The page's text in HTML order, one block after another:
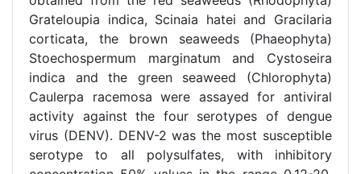
Grateloupia indica, Scinaia hatei and Gracilaria
corticata, the brown seaweeds (Phaeophyta)
Stoechospermum marginatum and Cystoseira
indica and the green seaweed (Chlorophyta)
Caulerpa racemosa were assayed for antiviral
activity against the four serotypes of dengue
virus (DENV). DENV-2 was the most susceptible
serotype to all polysulfates, with inhibitory